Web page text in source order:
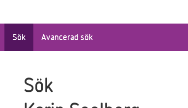
Sök Avancerad sök
Sök